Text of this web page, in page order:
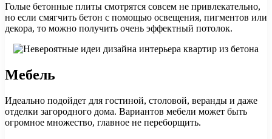
Голые бетонные плиты смотрятся совсем не привлекательно,
но если смягчить бетон с помощью освещения, пигментов или
декора, то можно получить очень эффектный потолок.
Мебель
Идеально подойдет для гостиной, столовой, веранды и даже
отделки загородного дома. Вариантов мебели может быть
огромное множество, главное не переборщить.